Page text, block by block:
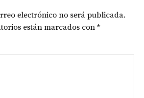
electrónico no será publicada.
están marcados con *